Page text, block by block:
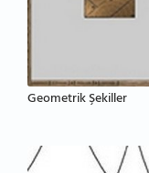
Geometrik Şekiller